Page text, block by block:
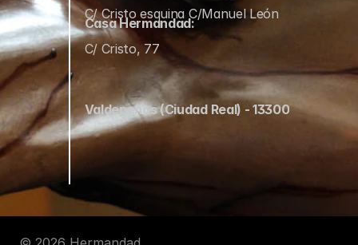
C/ Cristo esquina C/Manuel León
Casa Hermandad:
C/ Cristo, 77
Valdepeñas (Ciudad Real) - 13300